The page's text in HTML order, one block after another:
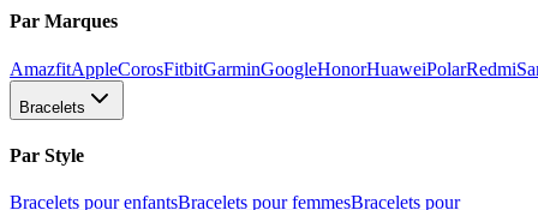
Par Marques
AmazfitAppleCorosFitbitGarminGoogleHonorHuaweiPolarRedmi
Bracelets
Par Style
Bracelets pour enfantsBracelets pour femmesBracelets pour